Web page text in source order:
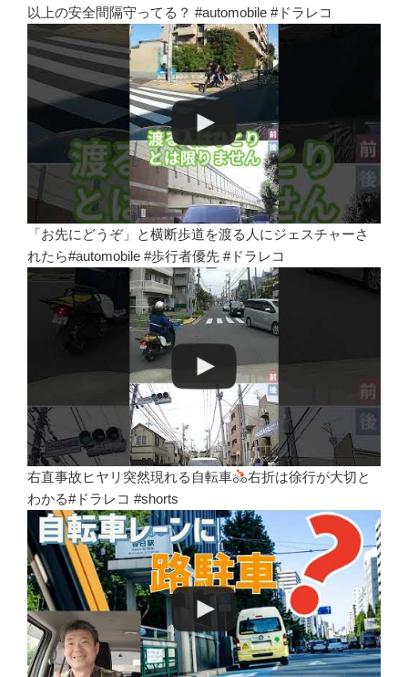
以上の安全間隔守ってる？ #automobile #ドラレコ
「お先にどうぞ」と横断歩道を渡る人にジェスチャーさ
れたら#automobile #歩行者優先 #ドラレコ
右直事故ヒヤリ突然現れる自転車
右折は徐行が大切と
わかる#ドラレコ #shorts